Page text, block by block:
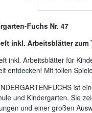
Fuchs Nr. 47
inkl. Arbeitsblätter zum
inkl. Arbeitsblätter für
entdecken! Mit tollen
ist
und Kindergarten. Sie
und einer großen